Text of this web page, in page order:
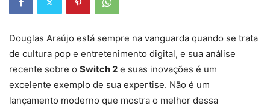
Douglas Araújo está sempre na vanguarda quando se trata
de cultura pop e entretenimento digital, e sua análise
recente sobre o Switch 2 e suas inovações é um
excelente exemplo de sua expertise. Não é um
lançamento moderno que mostra o melhor dessa